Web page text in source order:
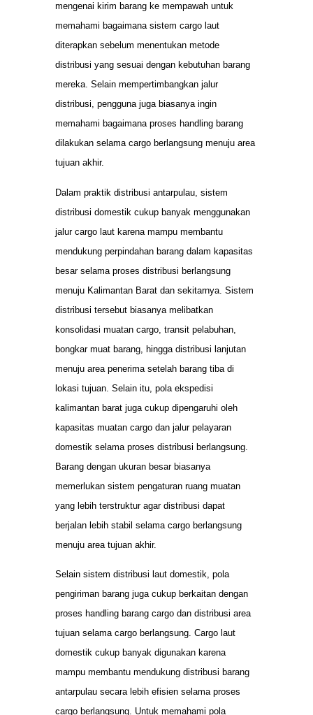
mengenai kirim barang ke mempawah untuk
memahami bagaimana sistem cargo laut
diterapkan sebelum menentukan metode
distribusi yang sesuai dengan kebutuhan barang
mereka. Selain mempertimbangkan jalur
distribusi, pengguna juga biasanya ingin
memahami bagaimana proses handling barang
dilakukan selama cargo berlangsung menuju area
tujuan akhir.
Dalam praktik distribusi antarpulau, sistem
distribusi domestik cukup banyak menggunakan
jalur cargo laut karena mampu membantu
mendukung perpindahan barang dalam kapasitas
besar selama proses distribusi berlangsung
menuju Kalimantan Barat dan sekitarnya. Sistem
distribusi tersebut biasanya melibatkan
konsolidasi muatan cargo, transit pelabuhan,
bongkar muat barang, hingga distribusi lanjutan
menuju area penerima setelah barang tiba di
lokasi tujuan. Selain itu, pola ekspedisi
kalimantan barat juga cukup dipengaruhi oleh
kapasitas muatan cargo dan jalur pelayaran
domestik selama proses distribusi berlangsung.
Barang dengan ukuran besar biasanya
memerlukan sistem pengaturan ruang muatan
yang lebih terstruktur agar distribusi dapat
berjalan lebih stabil selama cargo berlangsung
menuju area tujuan akhir.
Selain sistem distribusi laut domestik, pola
pengiriman barang juga cukup berkaitan dengan
proses handling barang cargo dan distribusi area
tujuan selama cargo berlangsung. Cargo laut
domestik cukup banyak digunakan karena
mampu membantu mendukung distribusi barang
antarpulau secara lebih efisien selama proses
cargo berlangsung. Untuk memahami pola